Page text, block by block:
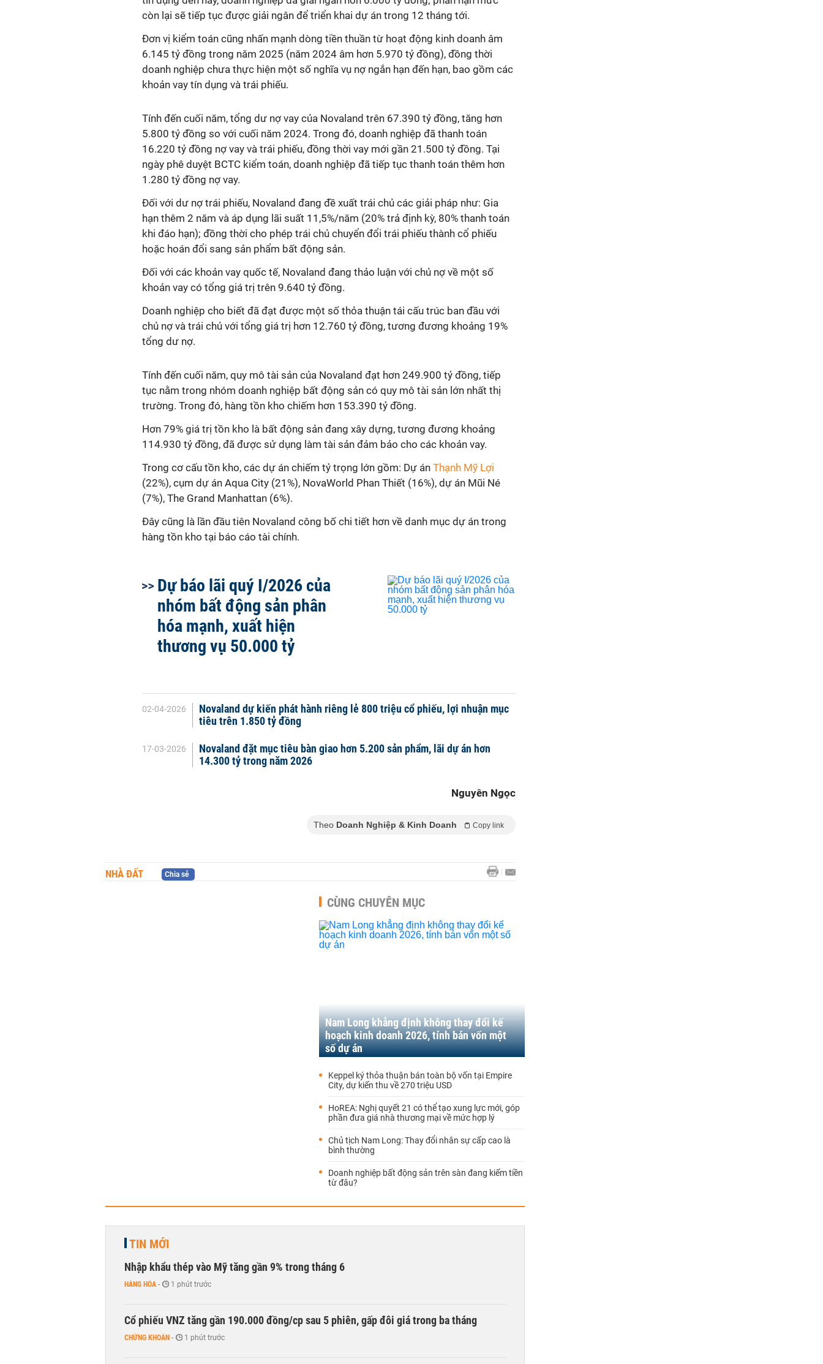
còn lại sẽ tiếp tục được giải ngân để triển khai dự án trong 12 tháng tới.
Đơn vị kiểm toán cũng nhấn mạnh dòng tiền thuần từ hoạt động kinh doanh âm
6.145 tỷ đồng trong năm 2025 (năm 2024 âm hơn 5.970 tỷ đồng), đồng thời
doanh nghiệp chưa thực hiện một số nghĩa vụ nợ ngắn hạn đến hạn, bao gồm các
khoản vay tín dụng và trái phiếu.
Tính đến cuối năm, tổng dư nợ vay của Novaland trên 67.390 tỷ đồng, tăng hơn
5.800 tỷ đồng so với cuối năm 2024. Trong đó, doanh nghiệp đã thanh toán
16.220 tỷ đồng nợ vay và trái phiếu, đồng thời vay mới gần 21.500 tỷ đồng. Tại
ngày phê duyệt BCTC kiểm toán, doanh nghiệp đã tiếp tục thanh toán thêm hơn
1.280 tỷ đồng nợ vay.
Đối với dư nợ trái phiếu, Novaland đang đề xuất trái chủ các giải pháp như: Gia
hạn thêm 2 năm và áp dụng lãi suất 11,5%/năm (20% trả định kỳ, 80% thanh toán
khi đáo hạn); đồng thời cho phép trái chủ chuyển đổi trái phiếu thành cổ phiếu
hoặc hoán đổi sang sản phẩm bất động sản.
Đối với các khoản vay quốc tế, Novaland đang thảo luận với chủ nợ về một số
khoản vay có tổng giá trị trên 9.640 tỷ đồng.
Doanh nghiệp cho biết đã đạt được một số thỏa thuận tái cấu trúc ban đầu với
chủ nợ và trái chủ với tổng giá trị hơn 12.760 tỷ đồng, tương đương khoảng 19%
tổng dư nợ.
Tính đến cuối năm, quy mô tài sản của Novaland đạt hơn 249.900 tỷ đồng, tiếp
tục nằm trong nhóm doanh nghiệp bất động sản có quy mô tài sản lớn nhất thị
trường. Trong đó, hàng tồn kho chiếm hơn 153.390 tỷ đồng.
Hơn 79% giá trị tồn kho là bất động sản đang xây dựng, tương đương khoảng
114.930 tỷ đồng, đã được sử dụng làm tài sản đảm bảo cho các khoản vay.
Trong cơ cấu tồn kho, các dự án chiếm tỷ trọng lớn gồm: Dự án Thạnh Mỹ Lợi
(22%), cụm dự án Aqua City (21%), NovaWorld Phan Thiết (16%), dự án Mũi Né
(7%), The Grand Manhattan (6%).
Đây cũng là lần đầu tiên Novaland công bố chi tiết hơn về danh mục dự án trong
hàng tồn kho tại báo cáo tài chính.
Dự báo lãi quý I/2026 của
nhóm bất động sản phân
hóa mạnh, xuất hiện
thương vụ 50.000 tỷ
02-04-2026
Novaland dự kiến phát hành riêng lẻ 800 triệu cổ phiếu, lợi nhuận mục
tiêu trên 1.850 tỷ đồng
17-03-2026
Novaland đặt mục tiêu bàn giao hơn 5.200 sản phẩm, lãi dự án hơn
14.300 tỷ trong năm 2026
Nguyên Ngọc
Theo Doanh Nghiệp & Kinh Doanh Copy link
NHÀ ĐẤT Chia sẻ
CÙNG CHUYÊN MỤC
Nam Long khẳng định không thay đổi kế
hoạch kinh doanh 2026, tính bán vốn một
số dự án
Keppel ký thỏa thuận bán toàn bộ vốn tại Empire
City, dự kiến thu về 270 triệu USD
HoREA: Nghị quyết 21 có thể tạo xung lực mới, góp
phần đưa giá nhà thương mại về mức hợp lý
Chủ tịch Nam Long: Thay đổi nhân sự cấp cao là
bình thường
Doanh nghiệp bất động sản trên sàn đang kiếm tiền
từ đâu?
TIN MỚI
Nhập khẩu thép vào Mỹ tăng gần 9% trong tháng 6
HÀNG HÓA - 1 phút trước
Cổ phiếu VNZ tăng gần 190.000 đồng/cp sau 5 phiên, gấp đôi giá trong ba tháng
CHỨNG KHOÁN - 1 phút trước